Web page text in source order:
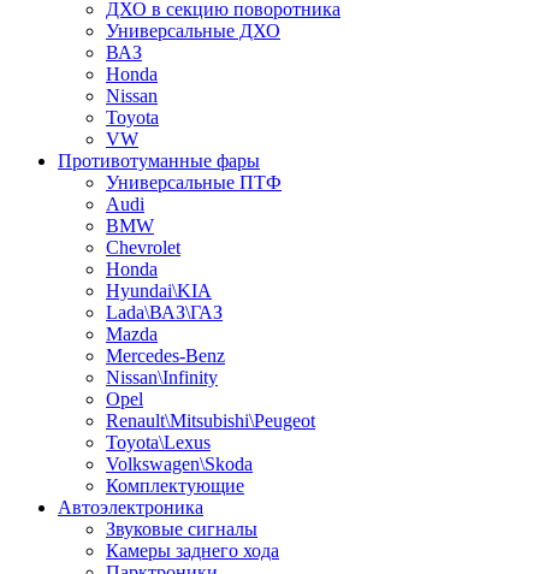
ДХО в секцию поворотника
Универсальные ДХО
ВАЗ
Honda
Nissan
Toyota
VW
Противотуманные фары
Универсальные ПТФ
Audi
BMW
Chevrolet
Honda
Hyundai\KIA
Lada\ВАЗ\ГАЗ
Mazda
Mercedes-Benz
Nissan\Infinity
Opel
Renault\Mitsubishi\Peugeot
Toyota\Lexus
Volkswagen\Skoda
Комплектующие
Автоэлектроника
Звуковые сигналы
Камеры заднего хода